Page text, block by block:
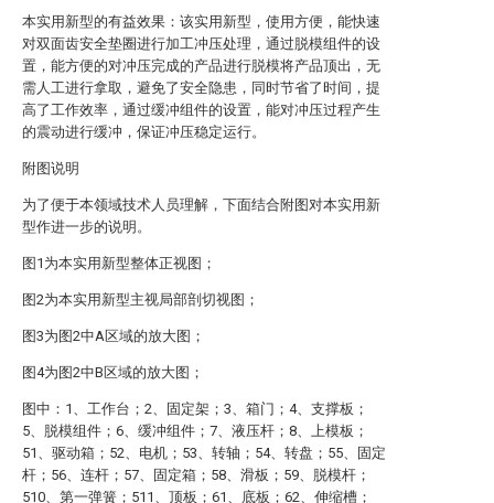
本实用新型的有益效果：该实用新型，使用方便，能快速
对双面齿安全垫圈进行加工冲压处理，通过脱模组件的设
置，能方便的对冲压完成的产品进行脱模将产品顶出，无
需人工进行拿取，避免了安全隐患，同时节省了时间，提
高了工作效率，通过缓冲组件的设置，能对冲压过程产生
的震动进行缓冲，保证冲压稳定运行。
附图说明
为了便于本领域技术人员理解，下面结合附图对本实用新
型作进一步的说明。
图1为本实用新型整体正视图；
图2为本实用新型主视局部剖切视图；
图3为图2中A区域的放大图；
图4为图2中B区域的放大图；
图中：1、工作台；2、固定架；3、箱门；4、支撑板；
5、脱模组件；6、缓冲组件；7、液压杆；8、上模板；
51、驱动箱；52、电机；53、转轴；54、转盘；55、固定
杆；56、连杆；57、固定箱；58、滑板；59、脱模杆；
510、第一弹簧；511、顶板；61、底板；62、伸缩槽；